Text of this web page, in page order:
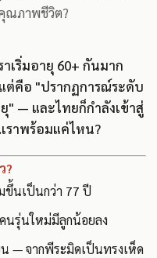
ณภาพชีวิต?
เริ่มอายุ 60+ กันมาก
ต่คือ "ปรากฏการณ์ระดับ
" — และไทยก็กำลังเข้าสู่
ราพร้อมแค่ไหน?
?
ขึ้นเป็นกว่า 77 ปี
นรุ่นใหม่มีลูกน้อยลง
น — จากพีระมิดเป็นทรงเห็ด